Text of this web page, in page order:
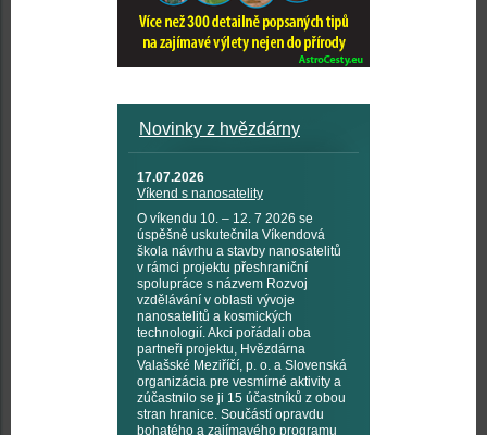
Novinky z hvězdárny
17.07.2026
Víkend s nanosatelity
O víkendu 10. – 12. 7 2026 se
úspěšně uskutečnila Víkendová
škola návrhu a stavby nanosatelitů
v rámci projektu přeshraniční
spolupráce s názvem Rozvoj
vzdělávání v oblasti vývoje
nanosatelitů a kosmických
technologií. Akci pořádali oba
partneři projektu, Hvězdárna
Valašské Meziříčí, p. o. a Slovenská
organizácia pre vesmírné aktivity a
zúčastnilo se ji 15 účastníků z obou
stran hranice. Součástí opravdu
bohatého a zajímavého programu